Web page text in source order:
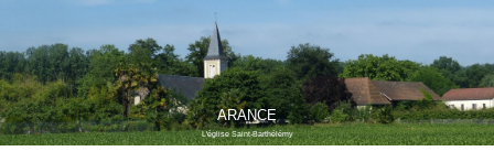
ARANCE
L'église Saint-Barthélémy